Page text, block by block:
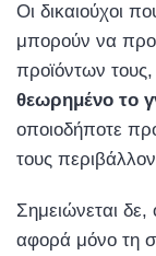
Οι δικαιούχοι
μπορούν να
προϊόντων τους,
θεωρημένο το
οποιοδήποτε
τους
Σημειώνεται
αφορά μόνο τη